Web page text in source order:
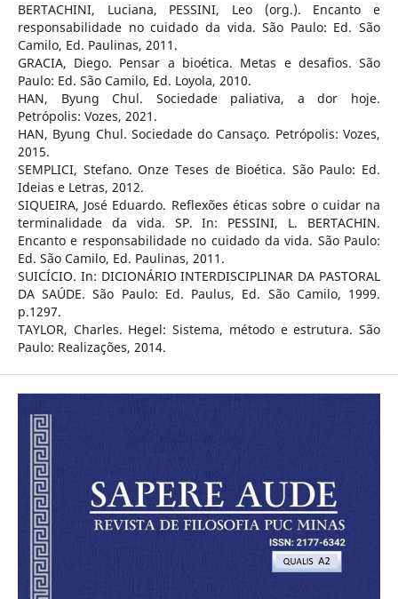
BERTACHINI, Luciana, PESSINI, Leo (org.). Encanto e
responsabilidade no cuidado da vida. São Paulo: Ed. São
Camilo, Ed. Paulinas, 2011.
GRACIA, Diego. Pensar a bioética. Metas e desafios. São
Paulo: Ed. São Camilo, Ed. Loyola, 2010.
HAN, Byung Chul. Sociedade paliativa, a dor hoje.
Petrópolis: Vozes, 2021.
HAN, Byung Chul. Sociedade do Cansaço. Petrópolis: Vozes,
2015.
SEMPLICI, Stefano. Onze Teses de Bioética. São Paulo: Ed.
Ideias e Letras, 2012.
SIQUEIRA, José Eduardo. Reflexões éticas sobre o cuidar na
terminalidade da vida. SP. In: PESSINI, L. BERTACHIN.
Encanto e responsabilidade no cuidado da vida. São Paulo:
Ed. São Camilo, Ed. Paulinas, 2011.
SUICÍCIO. In: DICIONÁRIO INTERDISCIPLINAR DA PASTORAL
DA SAÚDE. São Paulo: Ed. Paulus, Ed. São Camilo, 1999.
p.1297.
TAYLOR, Charles. Hegel: Sistema, método e estrutura. São
Paulo: Realizações, 2014.